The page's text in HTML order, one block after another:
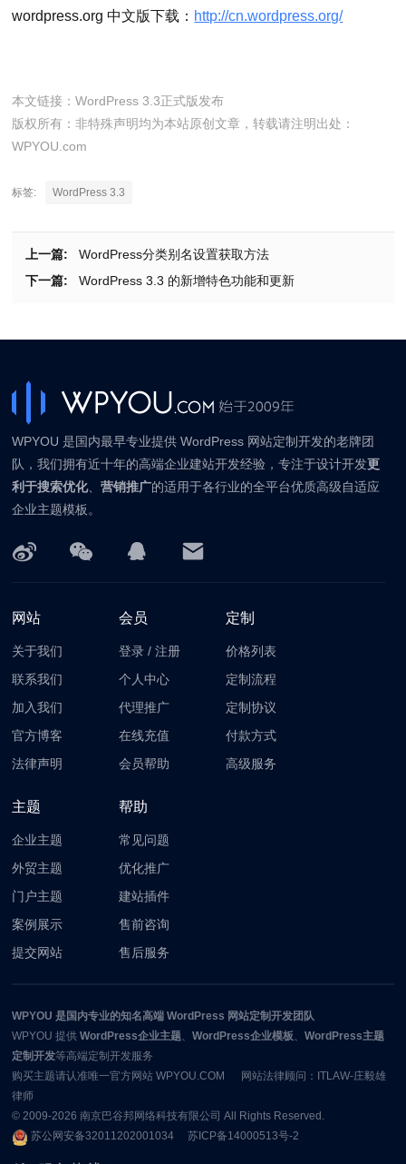
wordpress.org 中文版下载： http://cn.wordpress.org/
本文链接：WordPress 3.3正式版发布
版权所有：非特殊声明均为本站原创文章，转载请注明出处：
WPYOU.com
标签: WordPress 3.3
上一篇:
WordPress分类别名设置获取方法
下一篇:
WordPress 3.3 的新增特色功能和更新
WPYOU 是国内最早专业提供 WordPress 网站定制开发的老牌团
队，我们拥有近十年的高端企业建站开发经验，专注于设计开发更
利于搜索优化、营销推广的适用于各行业的全平台优质高级自适应
企业主题模板。
网站
关于我们
联系我们
加入我们
官方博客
法律声明
会员
登录 /注册
个人中心
代理推广
在线充值
会员帮助
定制
价格列表
定制流程
定制协议
付款方式
高级服务
主题
企业主题
外贸主题
门户主题
案例展示
提交网站
帮助
常见问题
优化推广
建站插件
售前咨询
售后服务
WPYOU 是国内专业的知名高端 WordPress 网站定制开发团队
WPYOU 提供WordPress企业主题 、WordPress企业模板 、WordPress主题
定制开发等高端定制开发服务
购买主题请认准唯一官方网站 WPYOU.COM 网站法律顾问：ITLAW-庄毅雄
律师
© 2009-2026南京巴谷邦网络科技有限公司 All Rights Reserved.
苏公网安备32011202001034
苏ICP备14000513号-2